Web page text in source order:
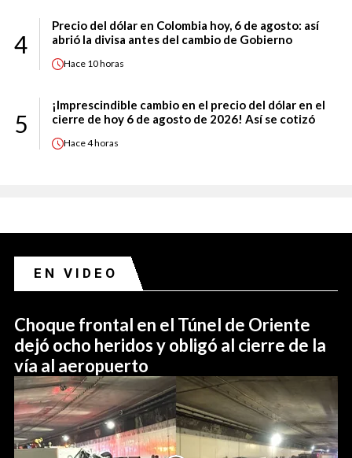
4
Precio del dólar en Colombia hoy, 6 de agosto: así
abrió la divisa antes del cambio de Gobierno
Hace 10 horas
5
¡Imprescindible cambio en el precio del dólar en el
cierre de hoy 6 de agosto de 2026! Así se cotizó
Hace4 horas
EN VIDEO
Choque frontal en el Túnel de Oriente
dejó ocho heridos y obligó al cierre de la
vía al aeropuerto